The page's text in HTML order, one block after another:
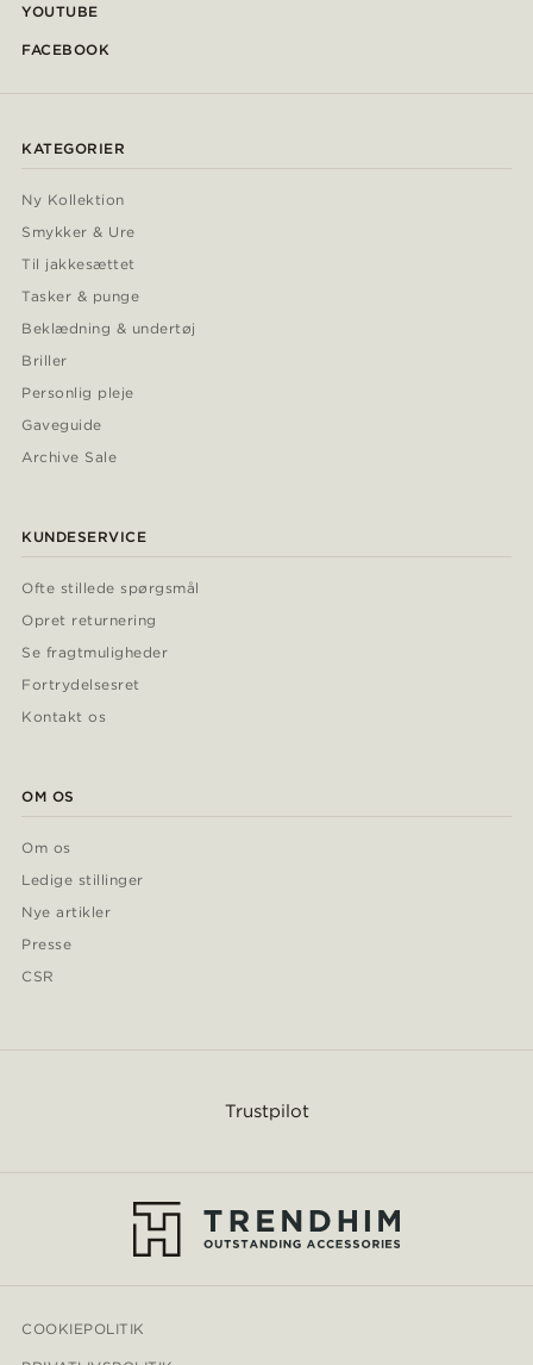
YOUTUBE
FACEBOOK
KATEGORIER
Ny Kollektion
Smykker & Ure
Til jakkesættet
Tasker & punge
Beklædning & undertøj
Briller
Personlig pleje
Gaveguide
Archive Sale
KUNDESERVICE
Ofte stillede spørgsmål
Opret returnering
Se fragtmuligheder
Fortrydelsesret
Kontakt os
OM OS
Om os
Ledige stillinger
Nye artikler
Presse
CSR
Trustpilot
COOKIEPOLITIK